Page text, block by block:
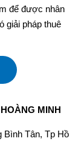
để được nhân
giải pháp thuê
MINH
Tân, Tp Hồ